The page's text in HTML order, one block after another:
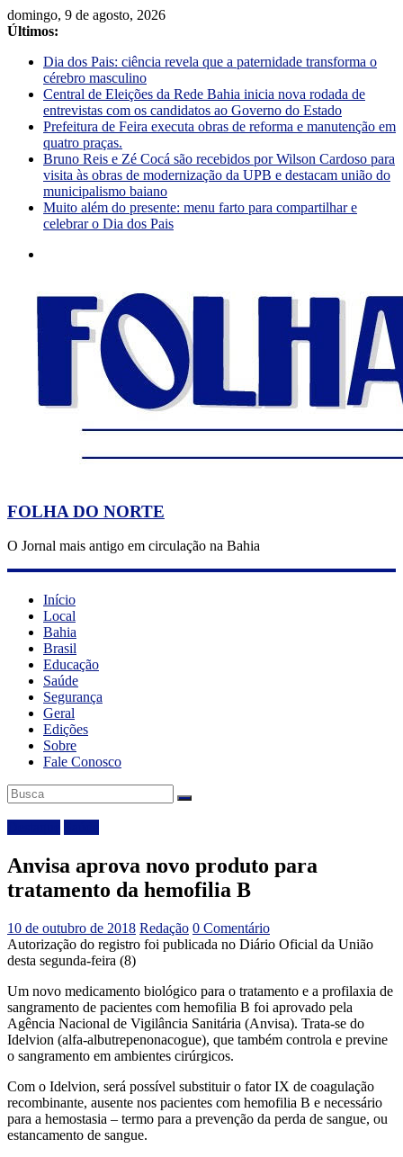
domingo, 9 de agosto, 2026
Últimos:
Dia dos Pais: ciência revela que a paternidade transforma o
cérebro masculino
Central de Eleições da Rede Bahia inicia nova rodada de
entrevistas com os candidatos ao Governo do Estado
Prefeitura de Feira executa obras de reforma e manutenção em
quatro praças.
Bruno Reis e Zé Cocá são recebidos por Wilson Cardoso para
visita às obras de modernização da UPB e destacam união do
municipalismo baiano
Muito além do presente: menu farto para compartilhar e
celebrar o Dia dos Pais
FOLHA DO NORTE
O Jornal mais antigo em circulação na Bahia
Início
Local
Bahia
Brasil
Educação
Saúde
Segurança
Geral
Edições
Sobre
Fale Conosco
Anvisa aprova novo produto para
tratamento da hemofilia B
10 de outubro de 2018 Redação 0 Comentário
Autorização do registro foi publicada no Diário Oficial da União
desta segunda-feira (8)
Um novo medicamento biológico para o tratamento e a profilaxia de
sangramento de pacientes com hemofilia B foi aprovado pela
Agência Nacional de Vigilância Sanitária (Anvisa). Trata-se do
Idelvion (alfa-albutrepenonacogue), que também controla e previne
o sangramento em ambientes cirúrgicos.
Com o Idelvion, será possível substituir o fator IX de coagulação
recombinante, ausente nos pacientes com hemofilia B e necessário
para a hemostasia – termo para a prevenção da perda de sangue, ou
estancamento de sangue.